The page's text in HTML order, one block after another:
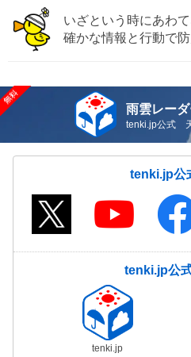
いざという時にあわ
確かな情報と行動で
雨雲レーダ
tenki.jp公式
tenki.jp公
tenki.jp公
tenki.jp